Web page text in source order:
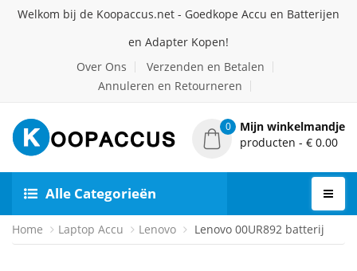
Welkom bij de Koopaccus.net - Goedkope Accu en Batterijen
en Adapter Kopen!
Over Ons
Verzenden en Betalen
Annuleren en Retourneren
0
Mijn winkelmandje
producten - € 0.00
Alle Categorieën
Home Laptop Accu Lenovo Lenovo 00UR892 batterij